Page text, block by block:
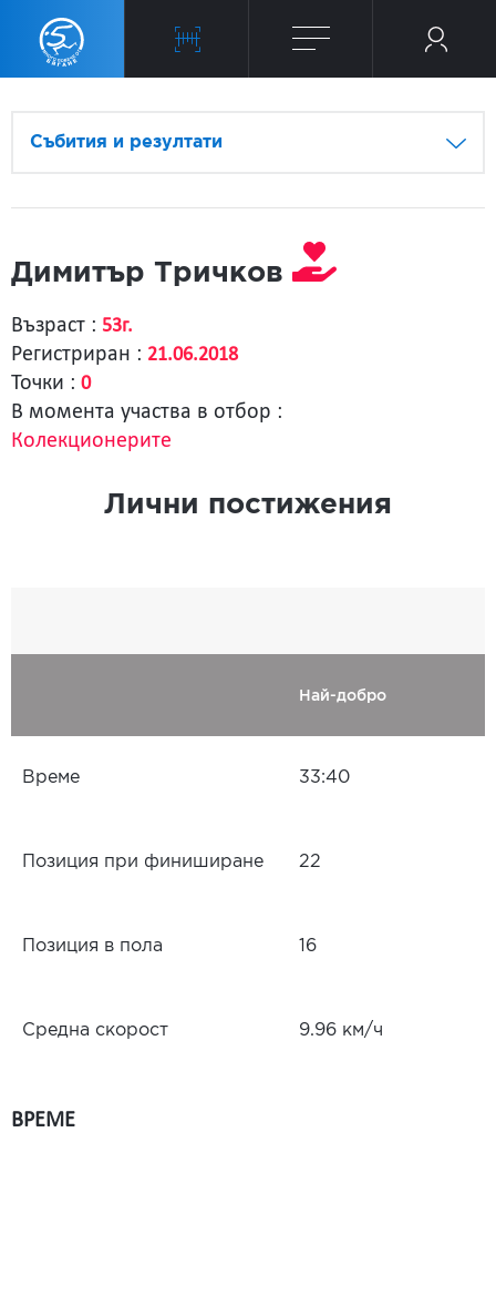
Събития и резултати
Димитър Тричков
Възраст : 53г.
Регистриран : 21.06.2018
Точки : 0
В момента участва в отбор :
Колекционерите
Лични постижения
Най-добро
Време 33:40
Позиция при финиширане 22
Позиция в пола 16
Средна скорост 9.96 км/ч
ВРЕМЕ